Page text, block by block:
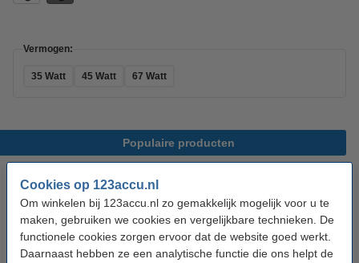
Cookies op 123accu.nl
Om winkelen bij 123accu.nl zo gemakkelijk mogelijk voor u te
maken, gebruiken we cookies en vergelijkbare technieken. De
functionele cookies zorgen ervoor dat de website goed werkt.
Daarnaast hebben ze een analytische functie die ons helpt de
Vermogen:
35 Watt 45 Watt 67 Watt
Populaire producten